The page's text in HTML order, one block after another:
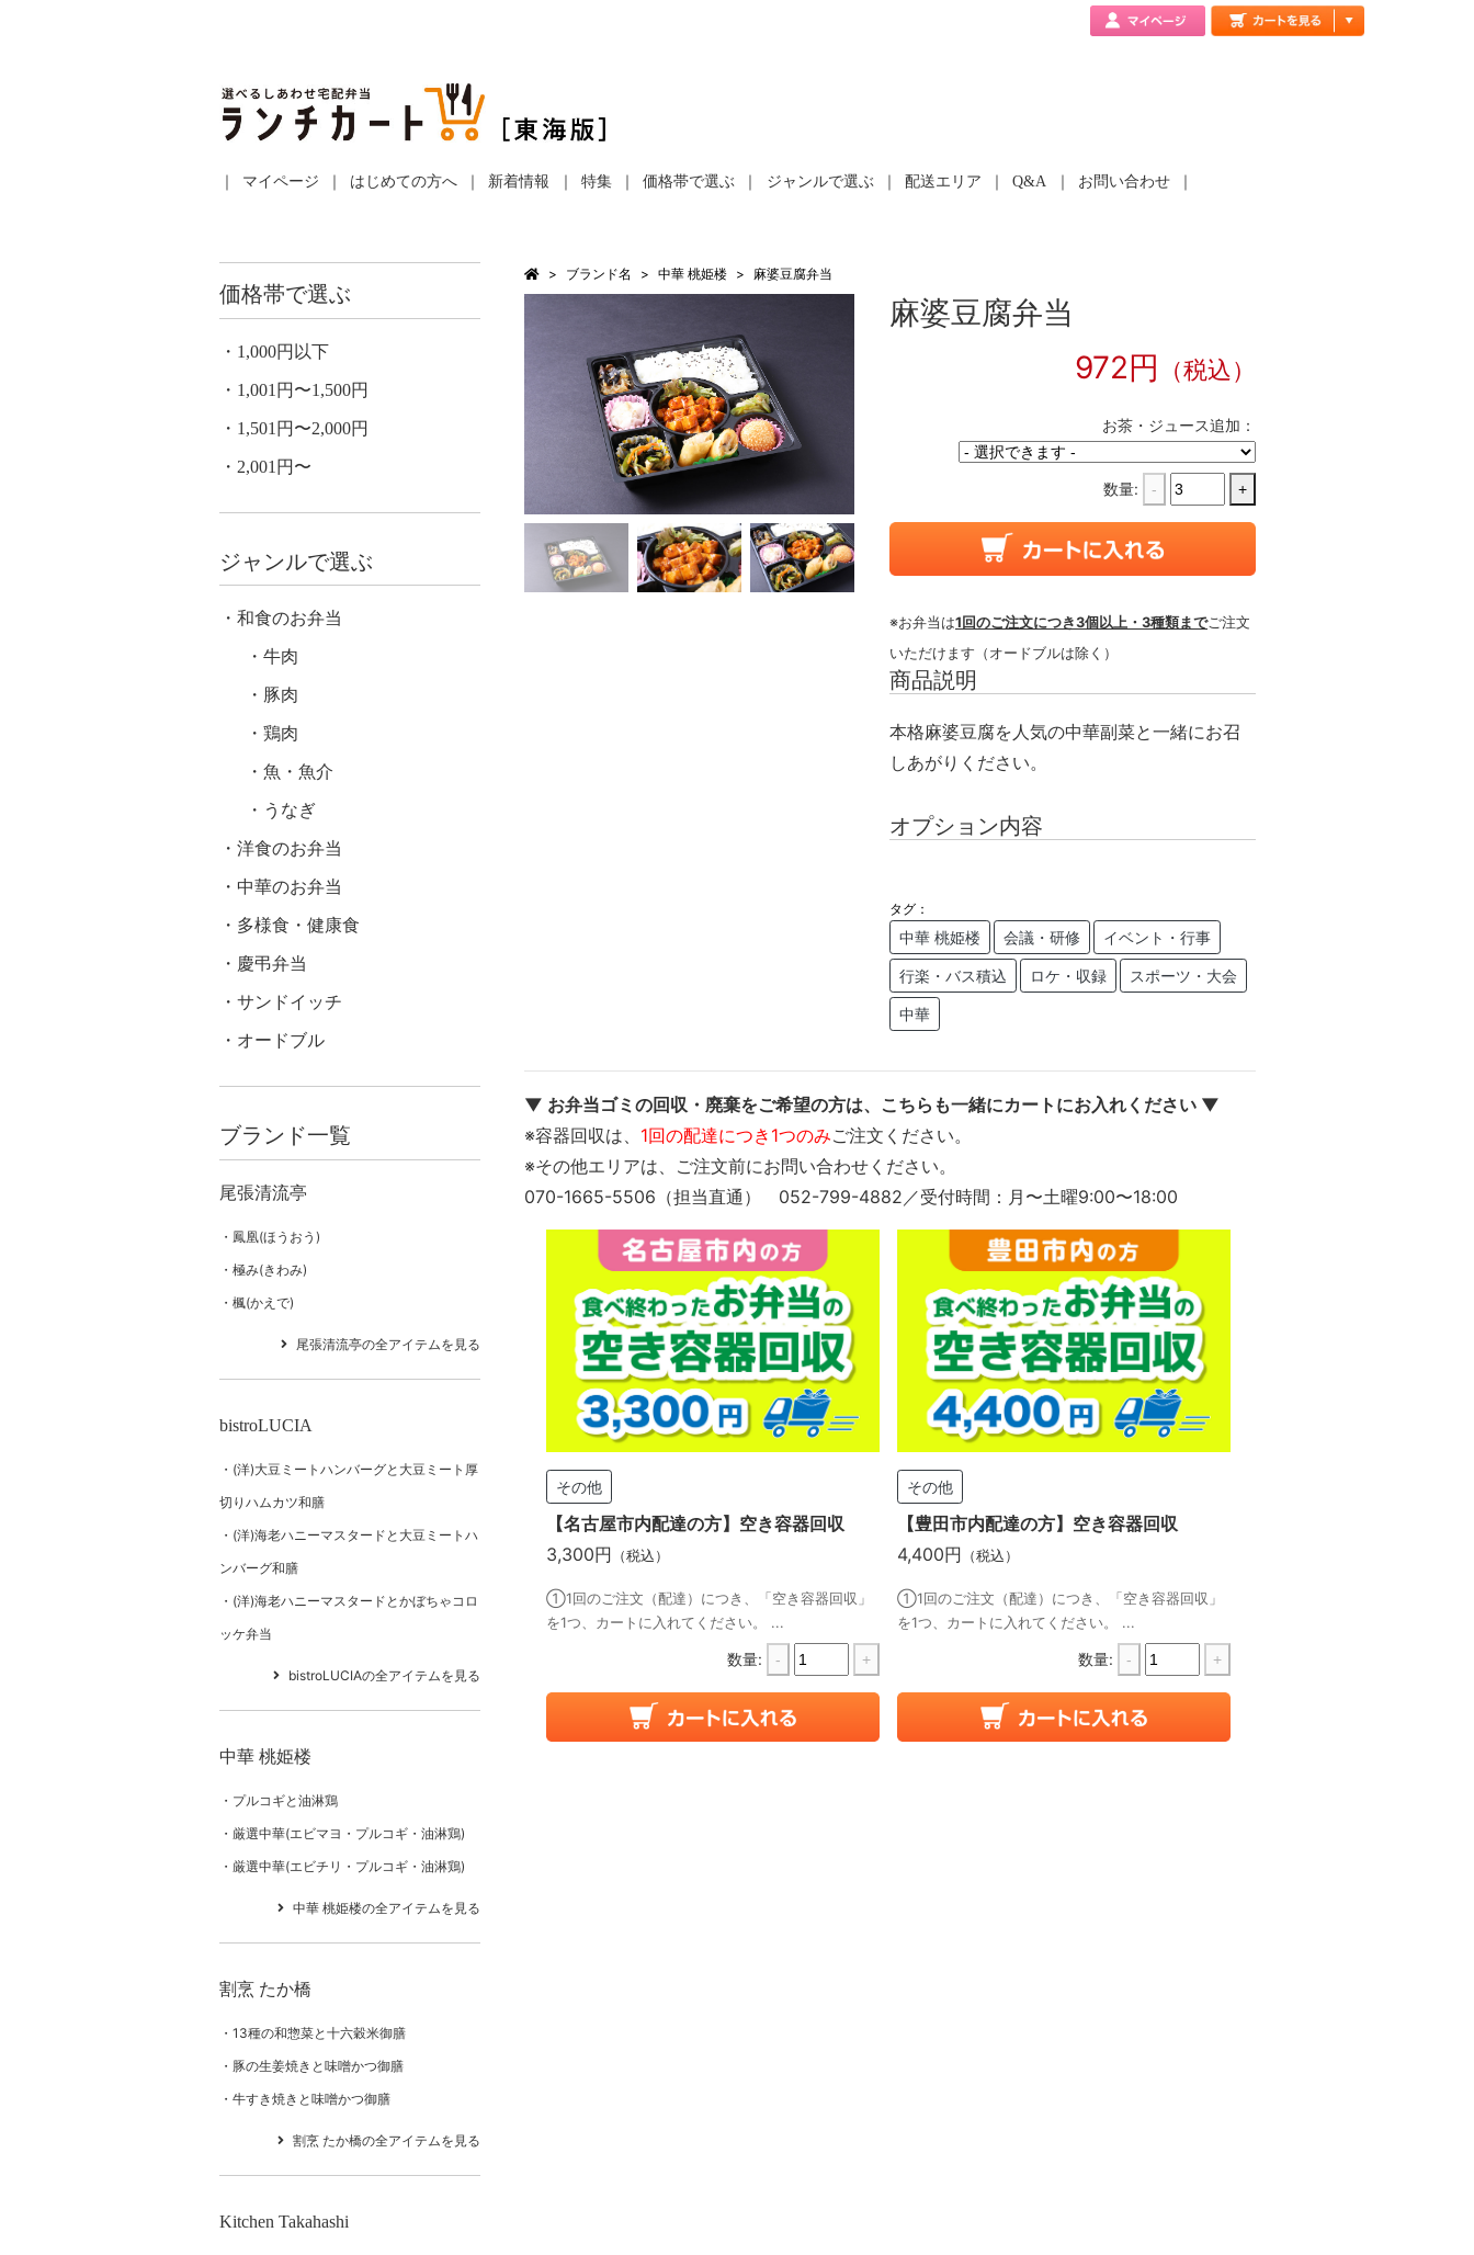
マイページ はじめての方へ 新着情報 特集 価格帯で選ぶ ジャンルで選ぶ 配送エリア Q&A お問い合わせ
ブランド名 中華 桃姫楼 麻婆豆腐弁当
麻婆豆腐弁当
972円 （税込）
お茶・ジュース追加：
数量: - +
※お弁当は1回のご注文につき3個以上・3種類までご注文
いただけます（オードブルは除く）
商品説明
本格麻婆豆腐を人気の中華副菜と一緒にお召
しあがりください。
オプション内容
タグ：
中華 桃姫楼 会議・研修 イベント・行事
行楽・バス積込 ロケ・収録 スポーツ・大会
中華
▼ お弁当ゴミの回収・廃棄をご希望の方は、こちらも一緒にカートにお入れください ▼
※容器回収は、 1回の配達につき1つのみご注文ください。
※その他エリアは、ご注文前にお問い合わせください。
070-1665-5506（担当直通） 052-799-4882／受付時間：月〜土曜9:00〜18:00
その他
【名古屋市内配達の方】空き容器回収
3,300円 （税込）
①1回のご注文（配達）につき、「空き容器回収」
を1つ、カートに入れてください。 ...
数量: - +
その他
【豊田市内配達の方】空き容器回収
4,400円 （税込）
①1回のご注文（配達）につき、「空き容器回収」
を1つ、カートに入れてください。 ...
数量: - +
価格帯で選ぶ
1,000円以下
1,001円〜1,500円
1,501円〜2,000円
2,001円〜
ジャンルで選ぶ
和食のお弁当
牛肉
豚肉
鶏肉
魚・魚介
うなぎ
洋食のお弁当
中華のお弁当
多様食・健康食
慶弔弁当
サンドイッチ
オードブル
ブランド一覧
尾張清流亭
鳳凰(ほうおう)
極み(きわみ)
楓(かえで)
尾張清流亭の全アイテムを見る
bistroLUCIA
(洋)大豆ミートハンバーグと大豆ミート厚
切りハムカツ和膳
(洋)海老ハニーマスタードと大豆ミートハ
ンバーグ和膳
(洋)海老ハニーマスタードとかぼちゃコロ
ッケ弁当
bistroLUCIAの全アイテムを見る
中華 桃姫楼
プルコギと油淋鶏
厳選中華(エビマヨ・プルコギ・油淋鶏)
厳選中華(エビチリ・プルコギ・油淋鶏)
中華 桃姫楼の全アイテムを見る
割烹 たか橋
13種の和惣菜と十六穀米御膳
豚の生姜焼きと味噌かつ御膳
牛すき焼きと味噌かつ御膳
割烹 たか橋の全アイテムを見る
Kitchen Takahashi